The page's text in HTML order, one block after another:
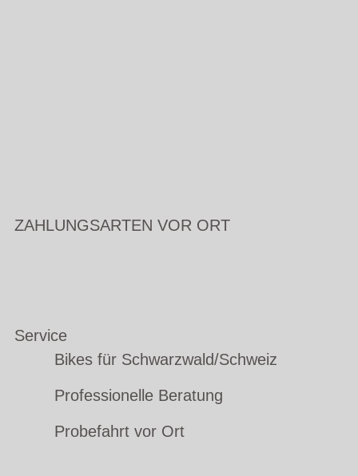
ZAHLUNGSARTEN VOR ORT
Service
Bikes für Schwarzwald/Schweiz
Professionelle Beratung
Probefahrt vor Ort